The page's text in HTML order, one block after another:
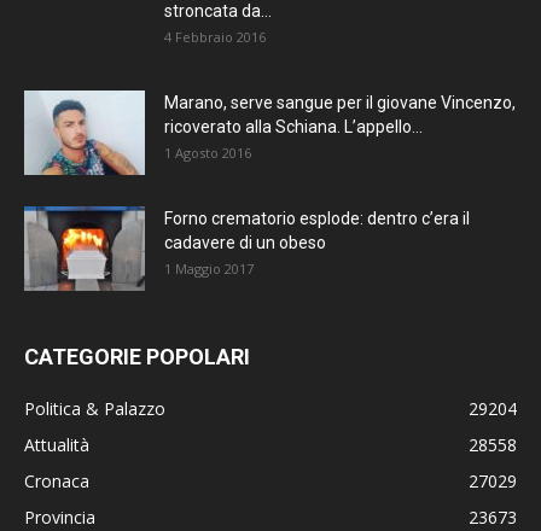
stroncata da...
4 Febbraio 2016
Marano, serve sangue per il giovane Vincenzo,
ricoverato alla Schiana. L’appello...
1 Agosto 2016
Forno crematorio esplode: dentro c’era il
cadavere di un obeso
1 Maggio 2017
CATEGORIE POPOLARI
Politica & Palazzo
29204
Attualità
28558
Cronaca
27029
Provincia
23673